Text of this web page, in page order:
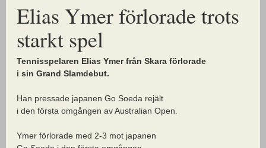
Elias Ymer förlorade trots
starkt spel
Tennisspelaren Elias Ymer från Skara förlorade
i sin Grand Slamdebut.
Han pressade japanen Go Soeda rejält
i den första omgången av Australian Open.
Ymer förlorade med 2-3 mot japanen